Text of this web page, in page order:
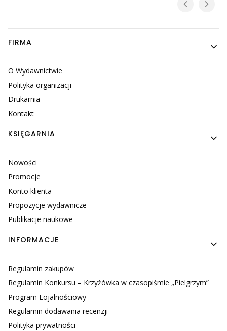
Linki w stopce
FIRMA
O Wydawnictwie
Polityka organizacji
Drukarnia
Kontakt
KSIĘGARNIA
Nowości
Promocje
Konto klienta
Propozycje wydawnicze
Publikacje naukowe
INFORMACJE
Regulamin zakupów
Regulamin Konkursu – Krzyżówka w czasopiśmie „Pielgrzym”
Program Lojalnościowy
Regulamin dodawania recenzji
Polityka prywatności